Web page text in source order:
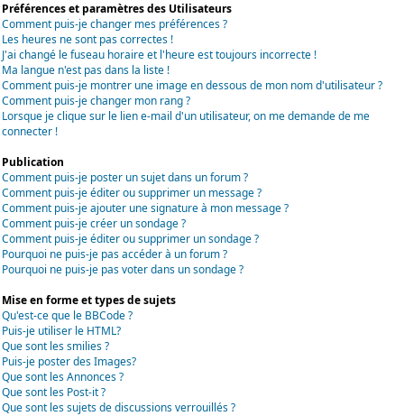
Préférences et paramètres des Utilisateurs
Comment puis-je changer mes préférences ?
Les heures ne sont pas correctes !
J'ai changé le fuseau horaire et l'heure est toujours incorrecte !
Ma langue n'est pas dans la liste !
Comment puis-je montrer une image en dessous de mon nom d'utilisateur ?
Comment puis-je changer mon rang ?
Lorsque je clique sur le lien e-mail d'un utilisateur, on me demande de me
connecter !
Publication
Comment puis-je poster un sujet dans un forum ?
Comment puis-je éditer ou supprimer un message ?
Comment puis-je ajouter une signature à mon message ?
Comment puis-je créer un sondage ?
Comment puis-je éditer ou supprimer un sondage ?
Pourquoi ne puis-je pas accéder à un forum ?
Pourquoi ne puis-je pas voter dans un sondage ?
Mise en forme et types de sujets
Qu'est-ce que le BBCode ?
Puis-je utiliser le HTML?
Que sont les smilies ?
Puis-je poster des Images?
Que sont les Annonces ?
Que sont les Post-it ?
Que sont les sujets de discussions verrouillés ?